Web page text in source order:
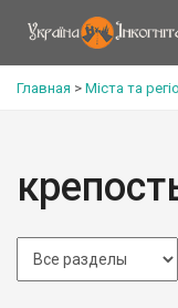
Главная > Міста та